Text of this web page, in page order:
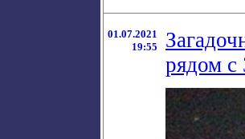
01.07.2021
19:55
рядом с